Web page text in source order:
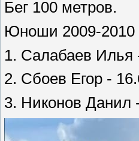
Бег 100 метров.
Юноши 2009-2010
1. Салабаев
2. Сбоев Егор -
3. Никонов Данил